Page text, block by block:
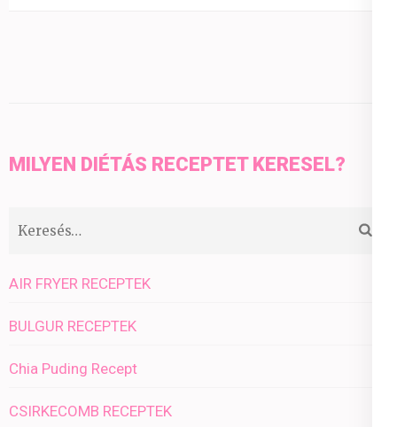
MILYEN DIÉTÁS RECEPTET KERESEL?
AIR FRYER RECEPTEK
BULGUR RECEPTEK
Chia Puding Recept
CSIRKECOMB RECEPTEK